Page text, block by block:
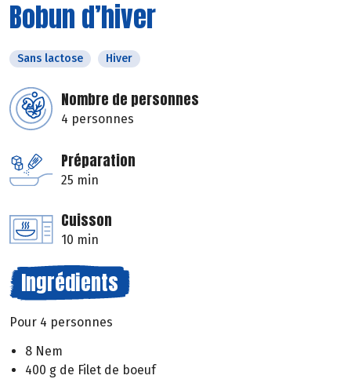
Bobun d’hiver
Sans lactose Hiver
Nombre de personnes
4 personnes
Préparation
25 min
Cuisson
10 min
Ingrédients
Pour 4 personnes
8 Nem
400 g de Filet de boeuf